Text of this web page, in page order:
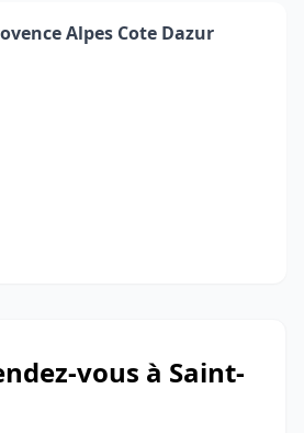
Alpes Cote Dazur
vous à Saint-